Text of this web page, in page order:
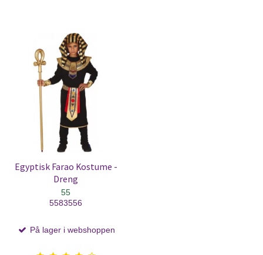
Egyptisk Farao Kostume -
Dreng
55
5583556
På lager i webshoppen